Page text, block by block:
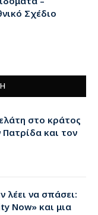
Σχέδιο
στο κράτος
και τον
λέει να σπάσει:
Now» και μια